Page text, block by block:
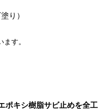
り）
す。
ポキシ樹脂サビ止めを全工